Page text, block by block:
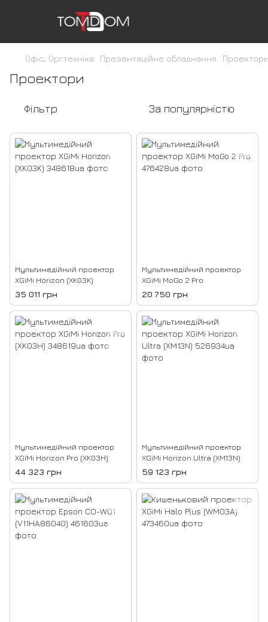
Офіс, Оргтехніка Презентаційне обладнання
Проектори
Фільтр За популярністю
Мультимедійний проектор
XGiMi Horizon (XK03K)
35 011 грн
Мультимедійний проектор
XGiMi MoGo 2 Pro
20 750 грн
Мультимедійний проектор
XGiMi Horizon Pro (XK03H)
44 323 грн
Мультимедійний проектор
XGiMi Horizon Ultra (XM13N)
59 123 грн